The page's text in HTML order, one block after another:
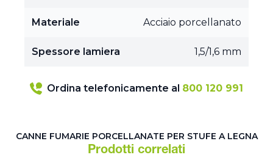
Materiale Acciaio porcellanato
Spessore lamiera 1,5/1,6 mm
Ordina telefonicamente al 800 120 991
CANNE FUMARIE PORCELLANATE PER STUFE A LEGNA
Prodotti correlati